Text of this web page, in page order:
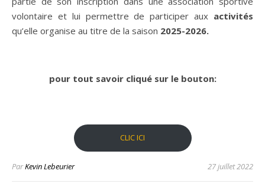
volontaire et lui permettre de participer aux activités
qu’elle organise au titre de la saison 2025-2026.
pour tout savoir cliqué sur le bouton:
CLIC ICI
ParKevin Lebeurier 27 juillet 2022